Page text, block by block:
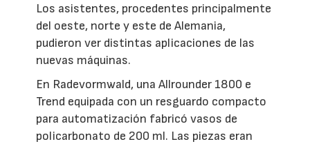
Los asistentes, procedentes principalmente
del oeste, norte y este de Alemania,
pudieron ver distintas aplicaciones de las
nuevas máquinas.
En Radevormwald, una Allrounder 1800 e
Trend equipada con un resguardo compacto
para automatización fabricó vasos de
policarbonato de 200 ml. Las piezas eran